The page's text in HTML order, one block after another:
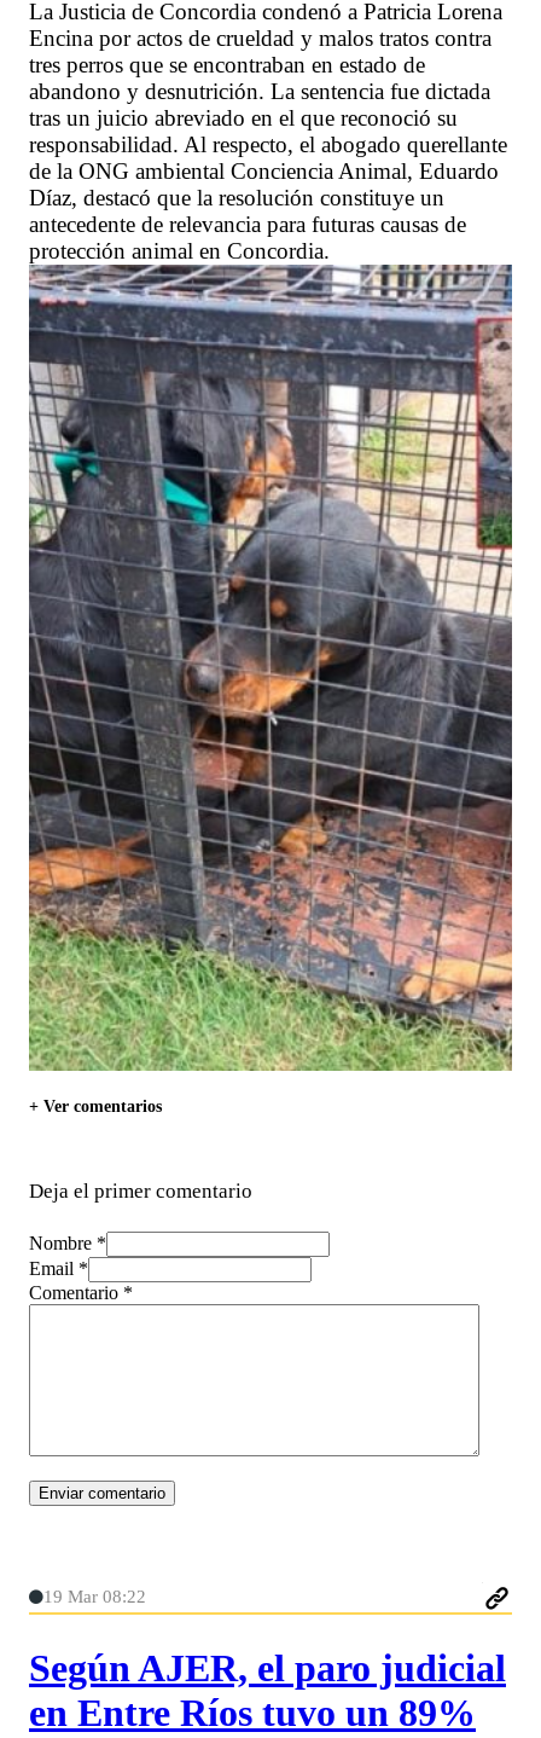
La Justicia de Concordia condenó a Patricia Lorena
Encina por actos de crueldad y malos tratos contra
tres perros que se encontraban en estado de
abandono y desnutrición. La sentencia fue dictada
tras un juicio abreviado en el que reconoció su
responsabilidad. Al respecto, el abogado querellante
de la ONG ambiental Conciencia Animal, Eduardo
Díaz, destacó que la resolución constituye un
antecedente de relevancia para futuras causas de
protección animal en Concordia.
+ Ver comentarios
Deja el primer comentario
Nombre *
Email *
Comentario *
19 Mar 08:22
Según AJER, el paro judicial
en Entre Ríos tuvo un 89%